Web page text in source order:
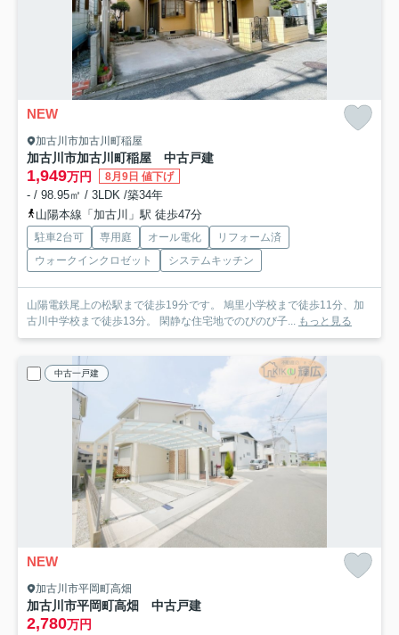
NEW
加古川市加古川町稲屋
加古川市加古川町稲屋 中古戸建
1,949万円 8月9日 値下げ
- / 98.95㎡ / 3LDK /築34年
山陽本線「加古川」駅 徒歩47分
駐車2台可 専用庭 オール電化
リフォーム済
ウォークインクロゼット
システムキッチン
山陽電鉄尾上の松駅まで徒歩19分です。 鳩里小学校まで徒歩11分、加
古川中学校まで徒歩13分。 閑静な住宅地でのびのび子... もっと見る
中古一戸建
NEW
加古川市平岡町高畑
加古川市平岡町高畑 中古戸建
2,780万円